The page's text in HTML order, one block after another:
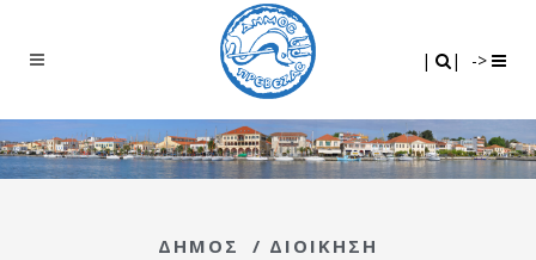
| | ->
ΔΗΜΟΣ / ΔΙΟΙΚΗΣΗ